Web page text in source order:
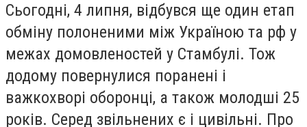
Сьогодні, 4 липня, відбувся ще один етап
обміну полоненими між Україною та рф у
межах домовленостей у Стамбулі. Тож
додому повернулися поранені і
важкохворі оборонці, а також молодші 25
років. Серед звільнених є і цивільні. Про